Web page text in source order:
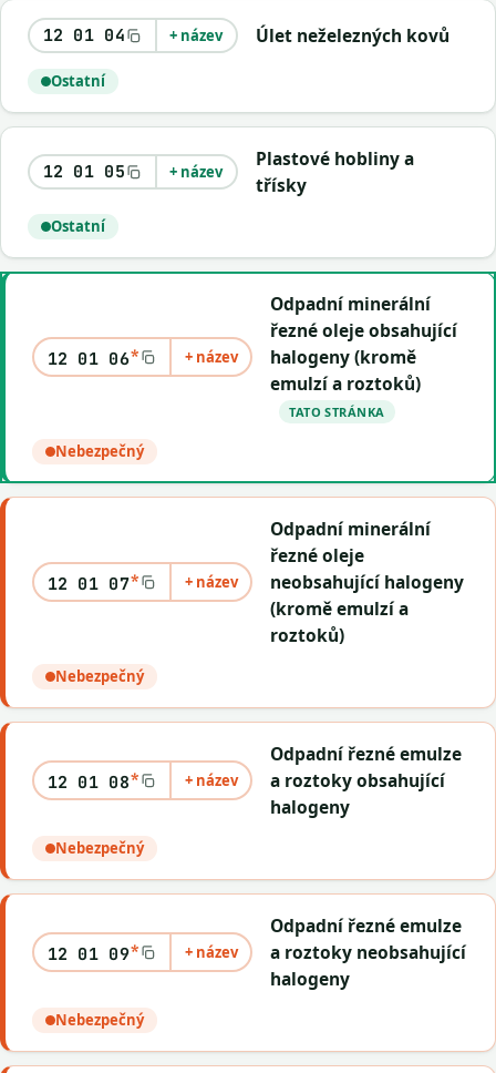
12 01 04 + název Úlet neželezných kovů
Ostatní
12 01 05 + název
Plastové hobliny a
třísky
Ostatní
12 01 06* + název
Odpadní minerální
řezné oleje obsahující
halogeny (kromě
emulzí a roztoků)
TATO STRÁNKA
Nebezpečný
12 01 07* + název
Odpadní minerální
řezné oleje
neobsahující halogeny
(kromě emulzí a
roztoků)
Nebezpečný
12 01 08* + název
Odpadní řezné emulze
a roztoky obsahující
halogeny
Nebezpečný
12 01 09* + název
Odpadní řezné emulze
a roztoky neobsahující
halogeny
Nebezpečný